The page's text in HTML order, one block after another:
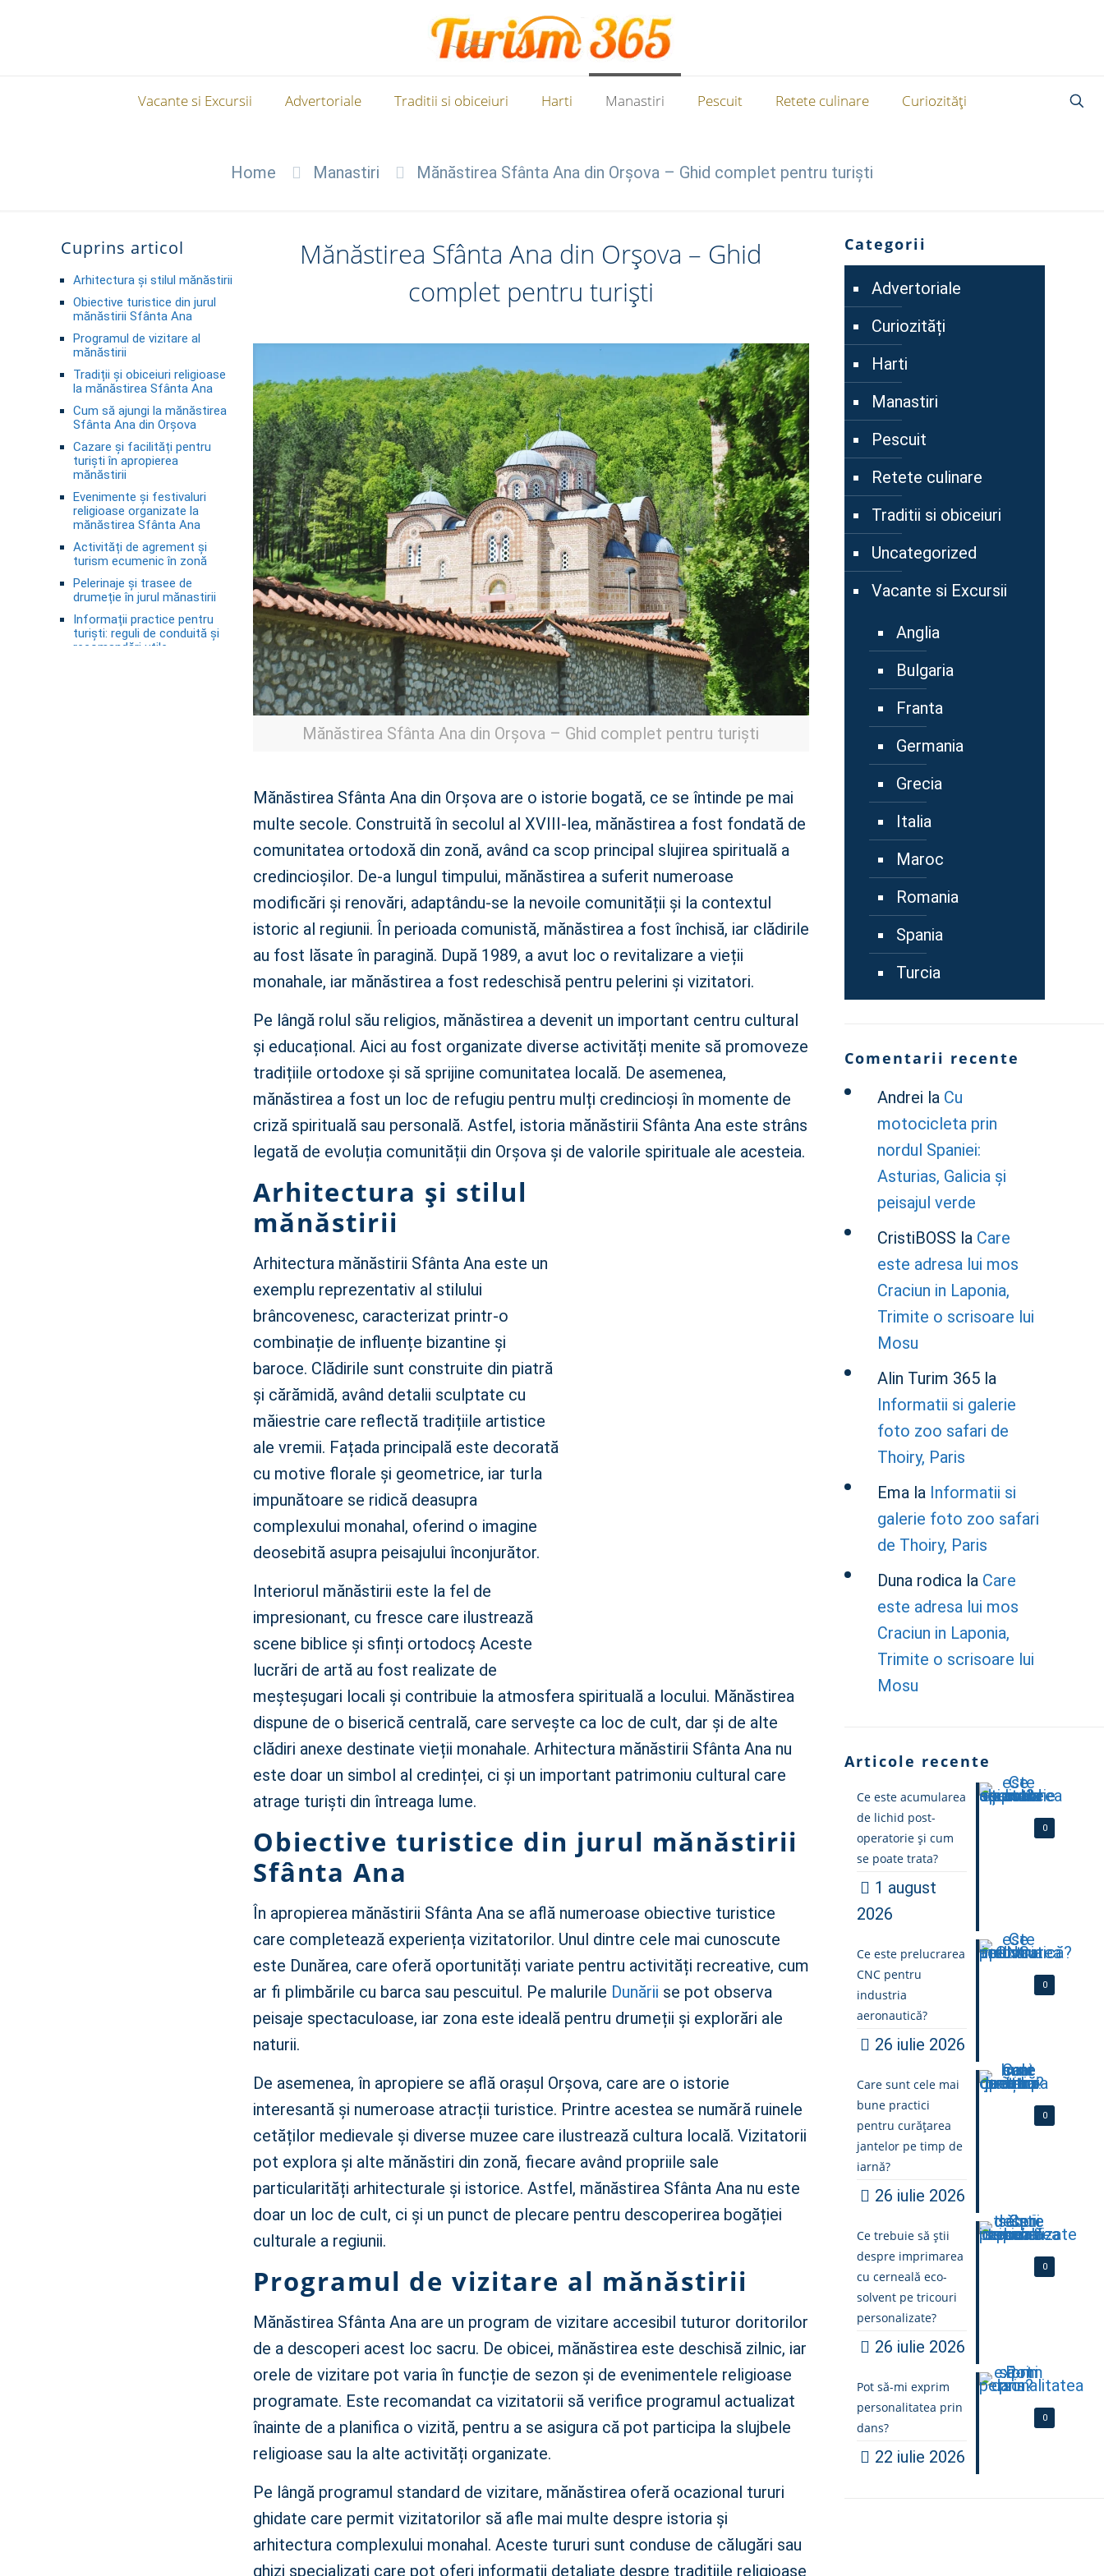
Vacante si Excursii Advertoriale Traditii si obiceiuri Harti Manastiri Pescuit Retete culinare Curiozități
Home Manastiri Mănăstirea Sfânta Ana din Orșova – Ghid complet pentru turiști
Cuprins articol
Arhitectura și stilul mănăstirii
Obiective turistice din jurul
mănăstirii Sfânta Ana
Programul de vizitare al
mănăstirii
Tradiții și obiceiuri religioase
la mănăstirea Sfânta Ana
Cum să ajungi la mănăstirea
Sfânta Ana din Orșova
Cazare și facilități pentru
turiști în apropierea
mănăstirii
Evenimente și festivaluri
religioase organizate la
mănăstirea Sfânta Ana
Activități de agrement și
turism ecumenic în zonă
Pelerinaje și trasee de
drumeție în jurul mănastirii
Informații practice pentru
turiști: reguli de conduită și
recomandări utile
Mănăstirea Sfânta Ana din Orșova – Ghid
complet pentru turiști
Mănăstirea Sfânta Ana din Orșova – Ghid complet pentru turiști
Mănăstirea Sfânta Ana din Orșova are o istorie bogată, ce se întinde pe mai
multe secole. Construită în secolul al XVIII-lea, mănăstirea a fost fondată de
comunitatea ortodoxă din zonă, având ca scop principal slujirea spirituală a
credincioșilor. De-a lungul timpului, mănăstirea a suferit numeroase
modificări și renovări, adaptându-se la nevoile comunității și la contextul
istoric al regiunii. În perioada comunistă, mănăstirea a fost închisă, iar clădirile
au fost lăsate în paragină. După 1989, a avut loc o revitalizare a vieții
monahale, iar mănăstirea a fost redeschisă pentru pelerini și vizitatori.
Pe lângă rolul său religios, mănăstirea a devenit un important centru cultural
și educațional. Aici au fost organizate diverse activități menite să promoveze
tradițiile ortodoxe și să sprijine comunitatea locală. De asemenea,
mănăstirea a fost un loc de refugiu pentru mulți credincioși în momente de
criză spirituală sau personală. Astfel, istoria mănăstirii Sfânta Ana este strâns
legată de evoluția comunității din Orșova și de valorile spirituale ale acesteia.
Arhitectura și stilul
mănăstirii
Arhitectura mănăstirii Sfânta Ana este un
exemplu reprezentativ al stilului
brâncovenesc, caracterizat printr-o
combinație de influențe bizantine și
baroce. Clădirile sunt construite din piatră
și cărămidă, având detalii sculptate cu
măiestrie care reflectă tradițiile artistice
ale vremii. Fațada principală este decorată
cu motive florale și geometrice, iar turla
impunătoare se ridică deasupra
complexului monahal, oferind o imagine
deosebită asupra peisajului înconjurător.
Interiorul mănăstirii este la fel de
impresionant, cu fresce care ilustrează
scene biblice și sfinți ortodocș Aceste
lucrări de artă au fost realizate de
meșteșugari locali și contribuie la atmosfera spirituală a locului. Mănăstirea
dispune de o biserică centrală, care servește ca loc de cult, dar și de alte
clădiri anexe destinate vieții monahale. Arhitectura mănăstirii Sfânta Ana nu
este doar un simbol al credinței, ci și un important patrimoniu cultural care
atrage turiști din întreaga lume.
Obiective turistice din jurul mănăstirii
Sfânta Ana
În apropierea mănăstirii Sfânta Ana se află numeroase obiective turistice
care completează experiența vizitatorilor. Unul dintre cele mai cunoscute
este Dunărea, care oferă oportunități variate pentru activități recreative, cum
ar fi plimbările cu barca sau pescuitul. Pe malurile Dunării se pot observa
peisaje spectaculoase, iar zona este ideală pentru drumeții și explorări ale
naturii.
De asemenea, în apropiere se află orașul Orșova, care are o istorie
interesantă și numeroase atracții turistice. Printre acestea se numără ruinele
cetăților medievale și diverse muzee care ilustrează cultura locală. Vizitatorii
pot explora și alte mănăstiri din zonă, fiecare având propriile sale
particularități arhitecturale și istorice. Astfel, mănăstirea Sfânta Ana nu este
doar un loc de cult, ci și un punct de plecare pentru descoperirea bogăției
culturale a regiunii.
Programul de vizitare al mănăstirii
Mănăstirea Sfânta Ana are un program de vizitare accesibil tuturor doritorilor
de a descoperi acest loc sacru. De obicei, mănăstirea este deschisă zilnic, iar
orele de vizitare pot varia în funcție de sezon și de evenimentele religioase
programate. Este recomandat ca vizitatorii să verifice programul actualizat
înainte de a planifica o vizită, pentru a se asigura că pot participa la slujbele
religioase sau la alte activități organizate.
Pe lângă programul standard de vizitare, mănăstirea oferă ocazional tururi
ghidate care permit vizitatorilor să afle mai multe despre istoria și
arhitectura complexului monahal. Aceste tururi sunt conduse de călugări sau
ghizi specializați care pot oferi informații detaliate despre tradițiile religioase
Categorii
Advertoriale
Curiozități
Harti
Manastiri
Pescuit
Retete culinare
Traditii si obiceiuri
Uncategorized
Vacante si Excursii
Anglia
Bulgaria
Franta
Germania
Grecia
Italia
Maroc
Romania
Spania
Turcia
Comentarii recente
Andrei la Cu
motocicleta prin
nordul Spaniei:
Asturias, Galicia și
peisajul verde
CristiBOSS la Care
este adresa lui mos
Craciun in Laponia,
Trimite o scrisoare lui
Mosu
Alin Turim 365la
Informatii si galerie
foto zoo safari de
Thoiry, Paris
Ema la Informatii si
galerie foto zoo safari
de Thoiry, Paris
Duna rodica la Care
este adresa lui mos
Craciun in Laponia,
Trimite o scrisoare lui
Mosu
Articole recente
0
Ce este acumularea
de lichid post-
operatorie și cum
se poate trata?
1 august
2026
0
Ce este prelucrarea
CNC pentru
industria
aeronautică?
26 iulie 2026
0
Care sunt cele mai
bune practici
pentru curățarea
jantelor pe timp de
iarnă?
26 iulie 2026
0
Ce trebuie să știi
despre imprimarea
cu cerneală eco-
solvent pe tricouri
personalizate?
26 iulie 2026
0
Pot să-mi exprim
personalitatea prin
dans?
22 iulie 2026